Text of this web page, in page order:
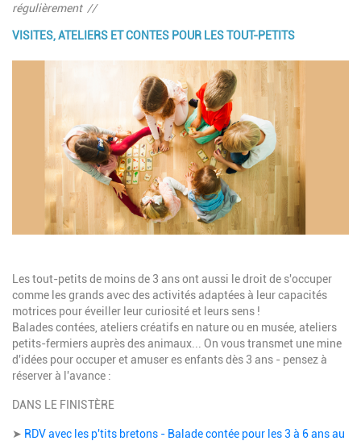
régulièrement //
Paragraphes
VISITES, ATELIERS ET CONTES POUR LES TOUT-PETITS
Description
Les tout-petits de moins de 3 ans ont aussi le droit de s'occuper
comme les grands avec des activités adaptées à leur capacités
motrices pour éveiller leur curiosité et leurs sens !
Balades contées, ateliers créatifs en nature ou en musée, ateliers
petits-fermiers auprès des animaux... On vous transmet une mine
d'idées pour occuper et amuser es enfants dès 3 ans - pensez à
réserver à l'avance :
DANS LE FINISTÈRE
➤ RDV avec les p'tits bretons - Balade contée pour les 3 à 6 ans au